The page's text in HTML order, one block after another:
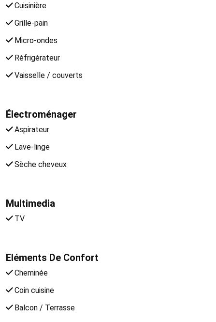
Cuisinière
Grille-pain
Micro-ondes
Réfrigérateur
Vaisselle / couverts
Électroménager
Aspirateur
Lave-linge
Sèche cheveux
Multimedia
TV
Eléments De Confort
Cheminée
Coin cuisine
Balcon / Terrasse